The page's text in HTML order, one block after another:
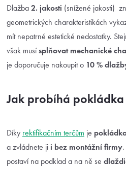
Dlažba 2. jakosti (snížené jakosti)
geometrických charakteristikách
mít nepatrné estetické nedostatky.
však musísplňovat mechanické
je doporučuje nakoupit o 10 %
Jak probíhá
Díky rektifikačním terčům je
a zvládnete ji i bez montážní firmy
postaví na podklad a na ně se